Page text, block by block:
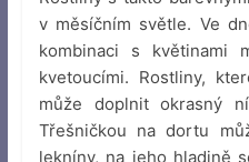
v měsíčním světle. Ve
kombinaci s květinami
kvetoucími. Rostliny,
může doplnit okrasný
Třešničkou na dortu
lekníny, na jeho hladině